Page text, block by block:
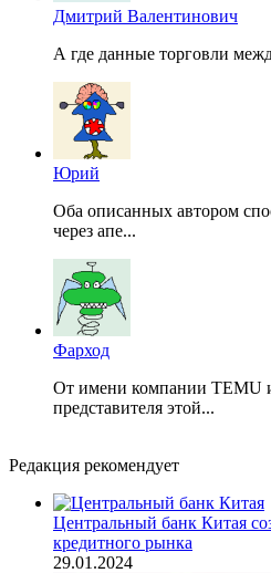
Дмитрий Валентинович
А где данные торговли
Юрий
Оба описанных автором
через апе...
Фарход
От имени компании TEMU
представителя этой...
Редакция рекомендует
Центральный банк Китая
кредитного рынка
29.01.2024